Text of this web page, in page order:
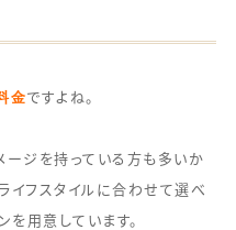
金ですよね。
ージを持っている方も多いか
イフスタイルに合わせて選べ
を用意しています。